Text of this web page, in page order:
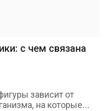
с чем связана
зависит от
на которые...